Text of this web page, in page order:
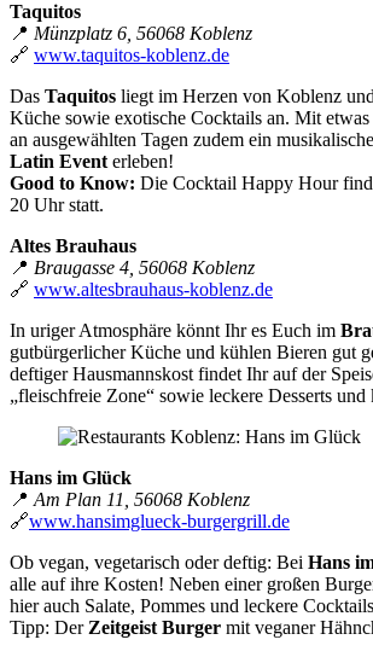
Taquitos
📍 Münzplatz 6, 56068 Koblenz
🔗 www.taquitos-koblenz.de
Das Taquitos liegt im Herzen von Koblenz
Küche sowie exotische Cocktails an. Mit
an ausgewählten Tagen zudem ein
Latin Event erleben!
Good to Know: Die Cocktail Happy Hour
20 Uhr statt.
Altes Brauhaus
📍 Braugasse 4, 56068 Koblenz
🔗 www.altesbrauhaus-koblenz.de
In uriger Atmosphäre könnt Ihr es Euch im
gutbürgerlicher Küche und kühlen Bieren gut
deftiger Hausmannskost findet Ihr auf der
„fleischfreie Zone“ sowie leckere Desserts
Hans im Glück
📍 Am Plan 11, 56068 Koblenz
🔗www.hansimglueck-burgergrill.de
Ob vegan, vegetarisch oder deftig: Bei Hans
alle auf ihre Kosten! Neben einer großen
hier auch Salate, Pommes und leckere
Tipp: Der Zeitgeist Burger mit veganer